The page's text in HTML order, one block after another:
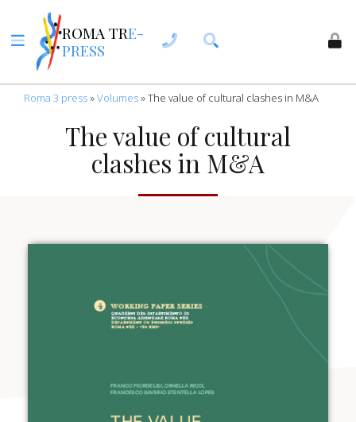
ROMA TRE-
PRESS
Roma 3 press»Volumes»The value of cultural clashes in M&A
The value of cultural
clashes in M&A